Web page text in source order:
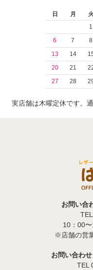
日
月 火
1
6
7 8
13
14
20
21
27
28
実店舗は木曜定休です。
お問い合
10：00〜
※店舗の営
お問い合わ
TEL